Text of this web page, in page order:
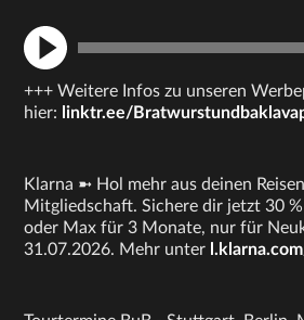
+++ Weitere Infos zu unseren
hier: linktr.ee/
Klarna ➼ Hol mehr aus deinen
Mitgliedschaft. Sichere dir jetzt 30
oder Max für 3 Monate, nur für
31.07.2026. Mehr unter